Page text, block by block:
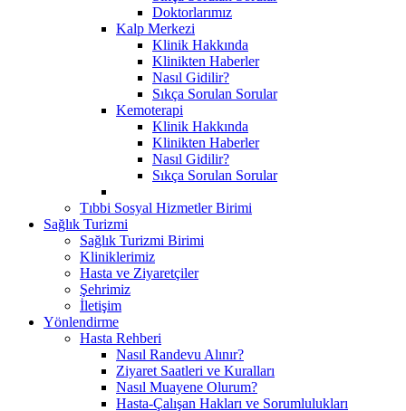
Doktorlarımız
Kalp Merkezi
Klinik Hakkında
Klinikten Haberler
Nasıl Gidilir?
Sıkça Sorulan Sorular
Kemoterapi
Klinik Hakkında
Klinikten Haberler
Nasıl Gidilir?
Sıkça Sorulan Sorular
Tıbbi Sosyal Hizmetler Birimi
Sağlık Turizmi
Sağlık Turizmi Birimi
Kliniklerimiz
Hasta ve Ziyaretçiler
Şehrimiz
İletişim
Yönlendirme
Hasta Rehberi
Nasıl Randevu Alınır?
Ziyaret Saatleri ve Kuralları
Nasıl Muayene Olurum?
Hasta-Çalışan Hakları ve Sorumlulukları